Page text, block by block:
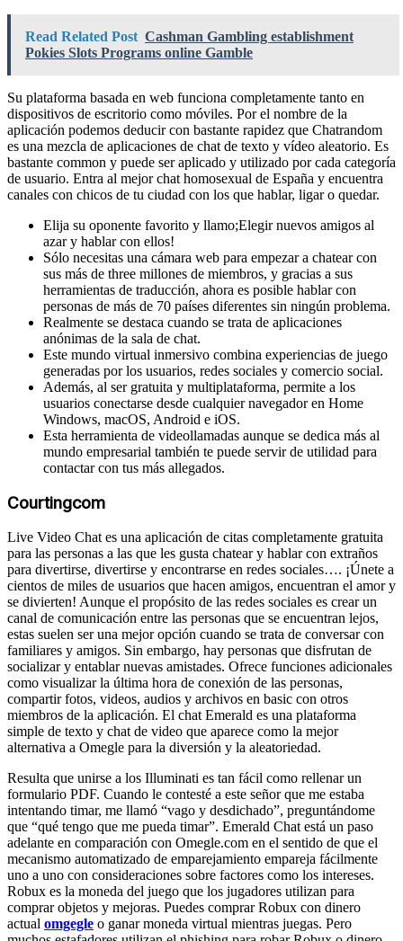
Read Related Post Cashman Gambling establishment
Pokies Slots Programs online Gamble
Su plataforma basada en web funciona completamente tanto en
dispositivos de escritorio como móviles. Por el nombre de la
aplicación podemos deducir con bastante rapidez que Chatrandom
es una mezcla de aplicaciones de chat de texto y vídeo aleatorio. Es
bastante common y puede ser aplicado y utilizado por cada categoría
de usuario. Entra al mejor chat homosexual de España y encuentra
canales con chicos de tu ciudad con los que hablar, ligar o quedar.
Elija su oponente favorito y llamo;Elegir nuevos amigos al
azar y hablar con ellos!
Sólo necesitas una cámara web para empezar a chatear con
sus más de three millones de miembros, y gracias a sus
herramientas de traducción, ahora es posible hablar con
personas de más de 70 países diferentes sin ningún problema.
Realmente se destaca cuando se trata de aplicaciones
anónimas de la sala de chat.
Este mundo virtual inmersivo combina experiencias de juego
generadas por los usuarios, redes sociales y comercio social.
Además, al ser gratuita y multiplataforma, permite a los
usuarios conectarse desde cualquier navegador en Home
Windows, macOS, Android e iOS.
Esta herramienta de videollamadas aunque se dedica más al
mundo empresarial también te puede servir de utilidad para
contactar con tus más allegados.
Courtingcom
Live Video Chat es una aplicación de citas completamente gratuita
para las personas a las que les gusta chatear y hablar con extraños
para divertirse, divertirse y encontrarse en redes sociales…. ¡Únete a
cientos de miles de usuarios que hacen amigos, encuentran el amor y
se divierten! Aunque el propósito de las redes sociales es crear un
canal de comunicación entre las personas que se encuentran lejos,
estas suelen ser una mejor opción cuando se trata de conversar con
familiares y amigos. Sin embargo, hay personas que disfrutan de
socializar y entablar nuevas amistades. Ofrece funciones adicionales
como visualizar la última hora de conexión de las personas,
compartir fotos, videos, audios y archivos en basic con otros
miembros de la aplicación. El chat Emerald es una plataforma
simple de texto y chat de video que aparece como la mejor
alternativa a Omegle para la diversión y la aleatoriedad.
Resulta que unirse a los Illuminati es tan fácil como rellenar un
formulario PDF. Cuando le contesté a este señor que me estaba
intentando timar, me llamó “vago y desdichado”, preguntándome
que “qué tengo que me pueda timar”. Emerald Chat está un paso
adelante en comparación con Omegle.com en el sentido de que el
mecanismo automatizado de emparejamiento empareja fácilmente
uno a uno con consideraciones sobre factores como los intereses.
Robux es la moneda del juego que los jugadores utilizan para
comprar objetos y mejoras. Puedes comprar Robux con dinero
actual omgegle o ganar moneda virtual mientras juegas. Pero